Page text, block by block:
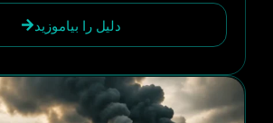
دلیل را بیاموزید